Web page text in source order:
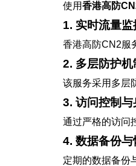
使用香港高防
1. 实时流量监
香港高防CN2服
2. 多层防护机
该服务采用多层
3. 访问控制
通过严格的访问
4. 数据备份与
定期的数据备份